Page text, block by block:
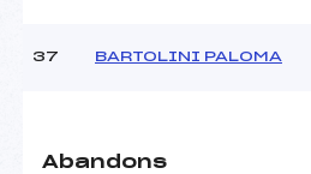
37 BARTOLINI PALOMA
Abandons